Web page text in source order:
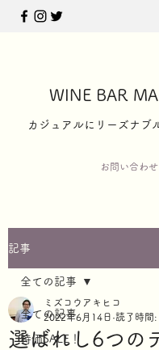
WINE BAR
カジュアルにリーズナブ
お問い合わせ
記事
全ての記事
特価SALE！
全ての記事
選ばれし6つの
ミズコウアキヒコ
2022年6月14日 読了時間: